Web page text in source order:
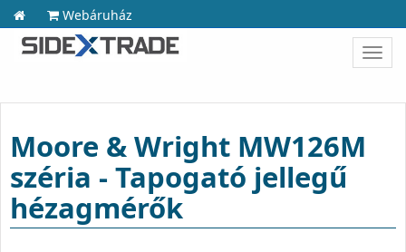
Webáruház
Moore & Wright MW126M
széria - Tapogató jellegű
hézagmérők